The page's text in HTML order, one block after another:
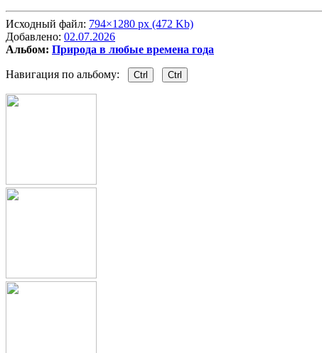
Исходный файл: 794×1280 px (472 Kb)
Добавлено: 02.07.2026
Альбом: Природа в любые времена года
Навигация по альбому: Ctrl Ctrl